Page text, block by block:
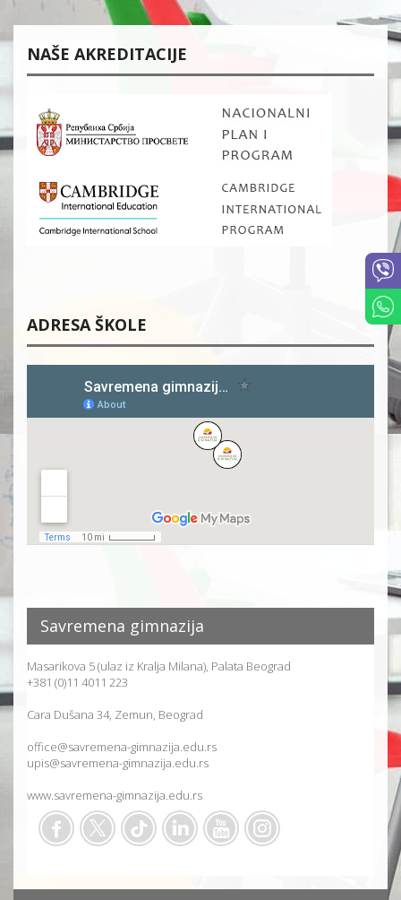
NAŠE AKREDITACIJE
ADRESA ŠKOLE
Savremena gimnazija
Masarikova 5 (ulaz iz Kralja Milana), Palata Beograd
+381 (0)11 4011 223
Cara Dušana 34, Zemun, Beograd
office@savremena-gimnazija.edu.rs
upis@savremena-gimnazija.edu.rs
www.savremena-gimnazija.edu.rs